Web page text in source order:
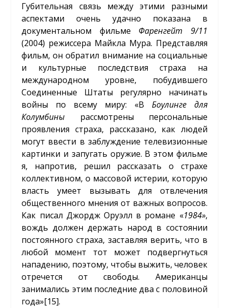
Губительная связь между этими разными
аспектами очень удачно показана в
документальном фильме Фаренгейт 9/11
(2004) режиссера Майкла Мура. Представляя
фильм, он обратил внимание на социальные
и культурные последствия страха на
международном уровне, побудившего
Соединенные Штаты регулярно начинать
войны по всему миру: «В Боулинге для
Колумбины рассмотрены персональные
проявления страха, рассказано, как людей
могут ввести в заблуждение телевизионные
картинки и запугать оружие. В этом фильме
я, напротив, решил рассказать о страхе
коллективном, о массовой истерии, которую
власть умеет вызывать для отвлечения
общественного мнения от важных вопросов.
Как писал Джордж Оруэлл в романе «1984»,
вождь должен держать народ в состоянии
постоянного страха, заставляя верить, что в
любой момент тот может подвергнуться
нападению, поэтому, чтобы выжить, человек
отречется от свободы. Американцы
занимались этим последние два с половиной
года»[15].